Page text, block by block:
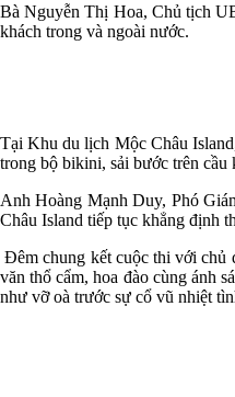
Bà Nguyễn Thị Hoa, Chủ tịch
khách trong và ngoài nước.
Tại Khu du lịch Mộc Châu
trong bộ bikini, sải bước trên cầu
Anh Hoàng Mạnh Duy, Phó
Châu Island tiếp tục khẳng định
Đêm chung kết cuộc thi với chủ
văn thổ cẩm, hoa đào cùng ánh
như vỡ oà trước sự cổ vũ nhiệt